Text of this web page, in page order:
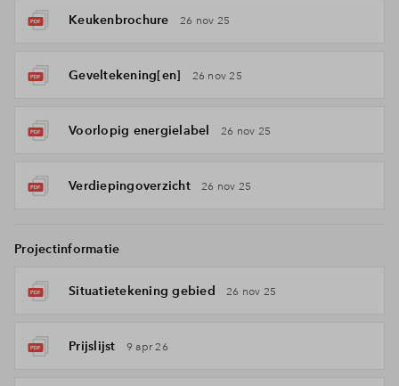
Keukenbrochure 26 nov 25
Geveltekening[en] 26 nov 25
Voorlopig energielabel 26 nov 25
Verdiepingoverzicht 26 nov 25
Projectinformatie
Situatietekening gebied 26 nov 25
Prijslijst 9 apr 26